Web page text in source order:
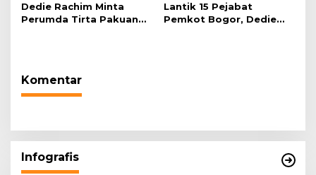
Dedie Rachim Minta
Perumda Tirta Pakuan
Lantik 15 Pejabat
Pemkot Bogor, Dedie
Komentar
Infografis